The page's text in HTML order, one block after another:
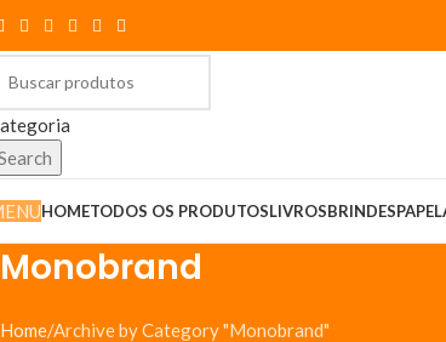
HOMETODOS OS PRODUTOSLIVROSBRINDES
Monobrand
Home Archive by Category "Monobrand"